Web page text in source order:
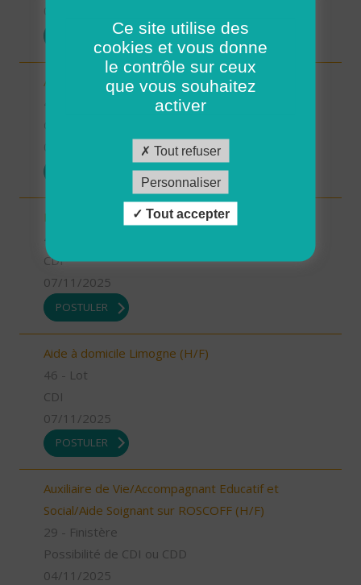
Aide-soignant.e Limogne en Quercy (H/F)
Responsable du développement (H/F)
CDI
07/11/2025
POSTULER
Aide à domicile Limogne (H/F)
46 - Lot
CDI
07/11/2025
POSTULER
Auxiliaire de Vie/Accompagnant Educatif et
Social/Aide Soignant sur ROSCOFF (H/F)
29 - Finistère
Possibilité de CDI ou CDD
04/11/2025
Ce site utilise des
cookies et vous donne
le contrôle sur ceux
que vous souhaitez
activer
Tout refuser
Personnaliser
Tout accepter